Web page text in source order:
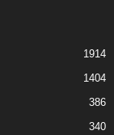
1914
1404
386
340